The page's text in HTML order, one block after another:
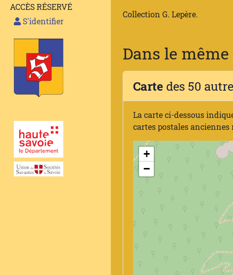
ACCÈS RÉSERVÉ
S'identifier
Collection G. Lepère.
Dans le
Carte des 50
La carte ci-dessous
cartes postales anciennes
+
−